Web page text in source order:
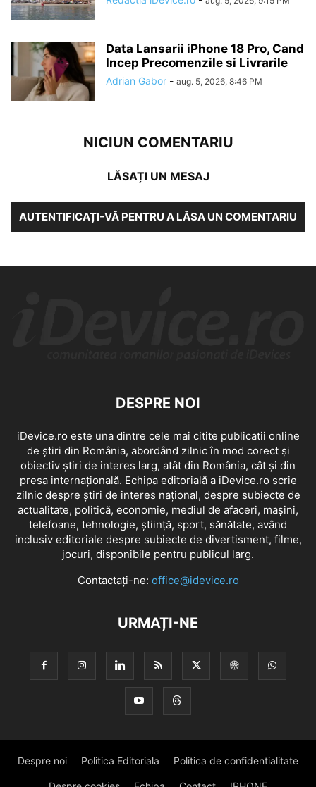
Data Lansarii iPhone 18 Pro, Cand
Incep Precomenzile si Livrarile
Adrian Gabor - aug. 5, 2026, 8:46 PM
NICIUN COMENTARIU
LĂSAȚI UN MESAJ
AUTENTIFICAȚI-VĂ PENTRU A LĂSA UN COMENTARIU
DESPRE NOI
iDevice.ro este una dintre cele mai citite publicatii online
de știri din România, abordând zilnic în mod corect și
obiectiv știri de interes larg, atât din România, cât și din
presa internațională. Echipa editorială a iDevice.ro scrie
zilnic despre știri de interes național, despre subiecte de
actualitate, politică, economie, mediul de afaceri, mașini,
telefoane, tehnologie, știință, sport, sănătate, având
inclusiv editoriale despre subiecte de divertisment, filme,
jocuri, disponibile pentru publicul larg.
Contactați-ne: office@idevice.ro
URMAȚI-NE
Despre noi Politica Editoriala Politica de confidentialitate